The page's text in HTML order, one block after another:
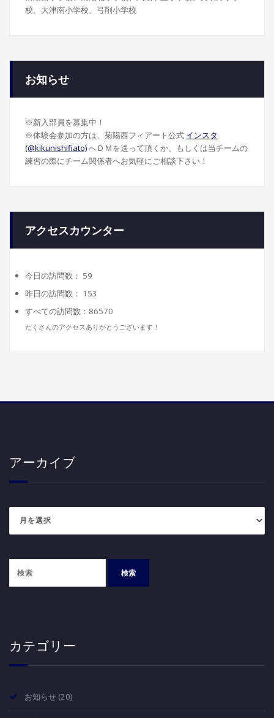
校、大津南小学校、弓削小学校
お知らせ
※新入部員を募集中！
※体験会参加の方は、菊陽西フィアート公式 インスタ
(@kikunishifiato)へＤＭを送って頂くか、もしくは当チームの
練習の際にチーム関係者へお気軽にご相談下さい！
アクセスカウンター
今日の訪問数： 59
昨日の訪問数： 153
すべての訪問数： 86570
たくさんのアクセスありがとうございます！
アーカイブ
カテゴリー
お知らせ (20)